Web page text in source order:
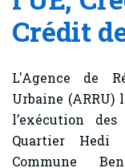
Crédit
L'Agence de
Urbaine (ARRU)
l’exécution
Quartier Hedi
Commune